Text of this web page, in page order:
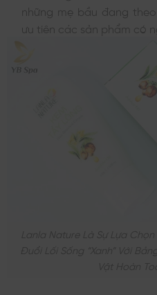
những mẹ bầu đang
ưu tiên các sản phẩm có
Lanla Nature Là Sự Lựa
Đuổi Lối Sống “xanh” Với
Vật Hoàn